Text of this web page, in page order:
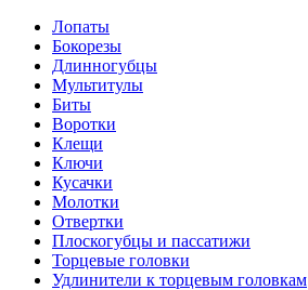
Лопаты
Бокорезы
Длинногубцы
Мультитулы
Биты
Воротки
Клещи
Ключи
Кусачки
Молотки
Отвертки
Плоскогубцы и пассатижи
Торцевые головки
Удлинители к торцевым головкам